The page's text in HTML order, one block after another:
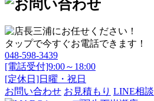
タップで今すぐお電話できます！
048-598-3439
[電話受付]9:00～18:00
[定休日]日曜・祝日
お問い合わせ お見積もり LINE相談